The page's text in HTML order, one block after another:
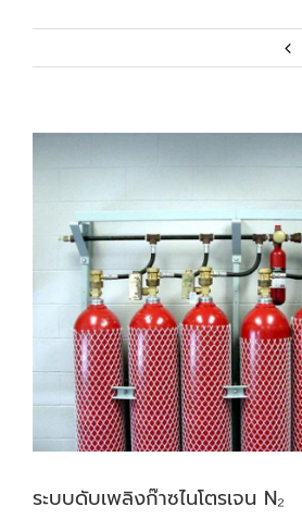
View
Larger
ระบบดับเพลิงก๊าซไนโตรเจน N₂